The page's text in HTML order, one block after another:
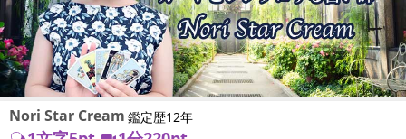
Nori Star Cream 鑑定歴12年